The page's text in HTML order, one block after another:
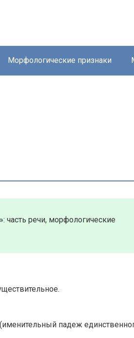
Морфологические признаки
часть речи, морфологические
падеж